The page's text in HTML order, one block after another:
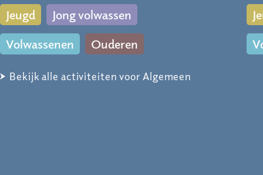
Jeugd
Jong volwassen
Volwassenen
Ouderen
Bekijk alle activiteiten voor Algemeen